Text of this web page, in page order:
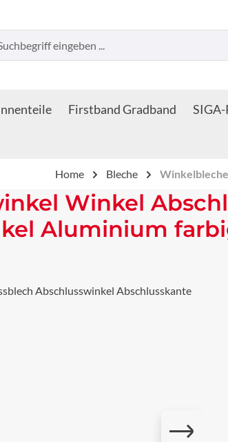
Firstband Gradband
Home Bleche Winkelbleche
Winkel
Aluminium